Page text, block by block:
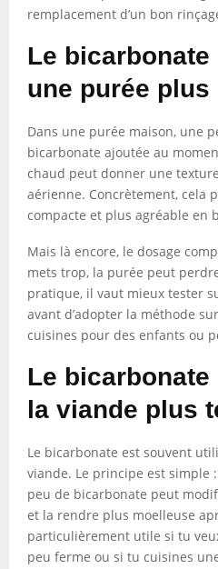
remplacement d’un bon
Le
une purée plus
Dans une purée maison, une
bicarbonate ajoutée au
chaud peut donner une
aérienne. Concrètement, cela
compacte et plus agréable en
Mais là encore, le dosage
mets trop, la purée peut
pratique, il vaut mieux tester
avant d’adopter la méthode
cuisines pour des enfants ou
Le
la viande plus
Le bicarbonate est souvent
viande. Le principe est simple
peu de bicarbonate peut
et la rendre plus moelleuse
particulièrement utile si tu
peu ferme ou si tu cuisines